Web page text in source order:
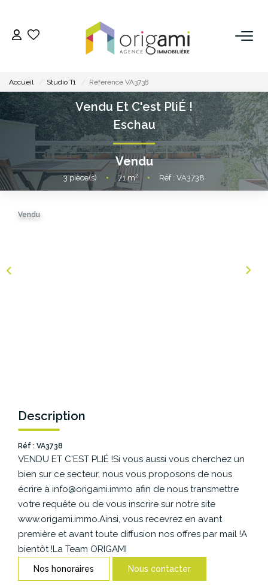
ACHETER
LOUER
VENDRE
ESPACE BAILLEURS
ESPACE VENDEUR
CONTACT
Accueil Studio T1 Référence VA3738
Vendu Et C'est PliÉ !
Eschau
Vendu
3pièce(s) • 71m² • Réf : VA3738
Vendu
Description
Réf : VA3738
VENDU ET C'EST PLIÉ !Si vous aussi vous cherchez un
bien sur ce secteur, nous vous proposons de nous
écrire à info@origami.immo afin de nous transmettre
votre requête ou de vous inscrire sur notre site
www.origami.immo.Ainsi, vous recevrez en avant
première et avant toute diffusion nos offres par mail !A
bientôt !La Team ORIGAMI
Nos honoraires Nous contacter